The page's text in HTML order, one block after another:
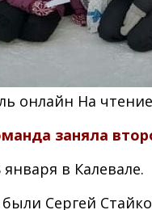
онлайн На чтение
заняла
в Калевале.
Сергей